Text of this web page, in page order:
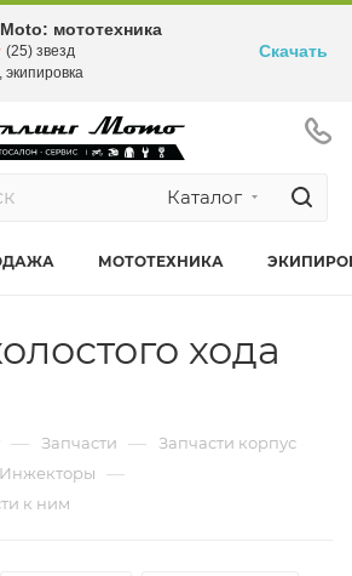
Каталог
МОТОТЕХНИКА
хода
— Запчасти — Запчасти корпус
—
к ним
мототехника
(25) звезд
экипировка
Скачать